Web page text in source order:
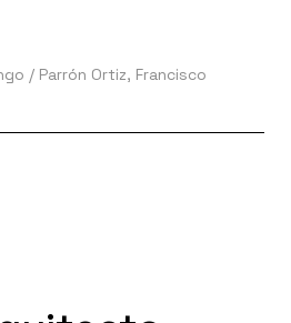
/ Parrón Ortiz, Francisco